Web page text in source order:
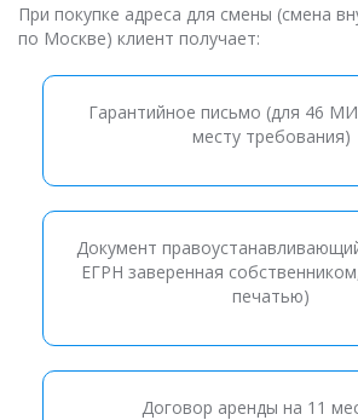
При покупке адреса для смены (смена
по Москве) клиент получает:
Гарантийное письмо (для 46
месту требования)
Документ
ЕГРН заверенная
печатью)
Договор аренды на 11